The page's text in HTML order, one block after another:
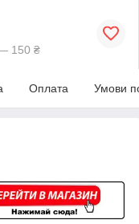
— 150 ₴
Оплата Умови